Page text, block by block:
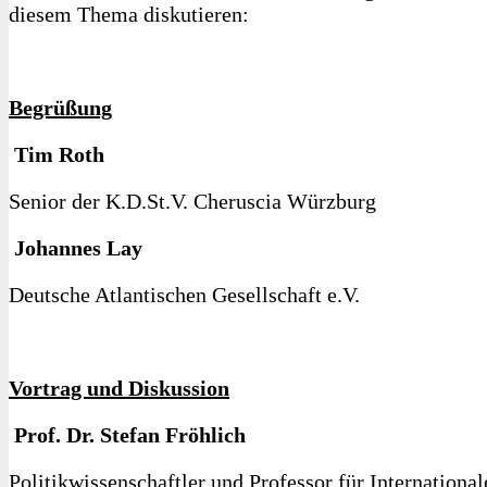
diesem Thema diskutieren:
Begrüßung
Tim Roth
Senior der K.D.St.V. Cheruscia Würzburg
Johannes Lay
Deutsche Atlantischen Gesellschaft e.V.
Vortrag und Diskussion
Prof. Dr. Stefan Fröhlich
Politikwissenschaftler und Professor für